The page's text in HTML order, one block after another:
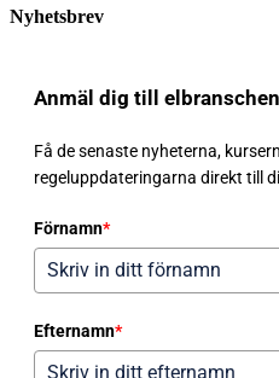
Nyhetsbrev
Anmäl dig till
Få de senaste nyheterna,
regeluppdateringarna direkt till
Förnamn*
Efternamn*